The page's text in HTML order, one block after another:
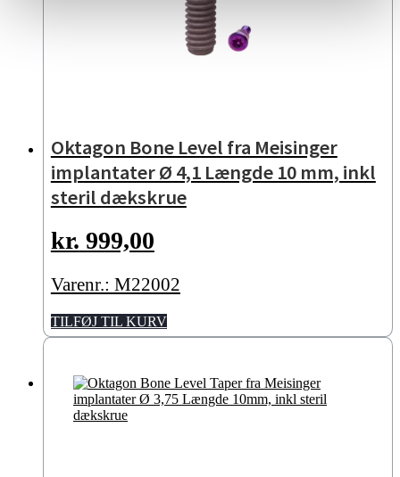
Oktagon Bone Level fra Meisinger
implantater Ø 4,1 Længde 10 mm, inkl
steril dækskrue
kr. 999,00
Varenr.: M22002
TILFØJ TIL KURV